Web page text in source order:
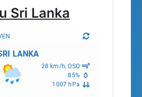
Sri Lanka
LANKA
28 km/h, OSO
85%
1007 hPa